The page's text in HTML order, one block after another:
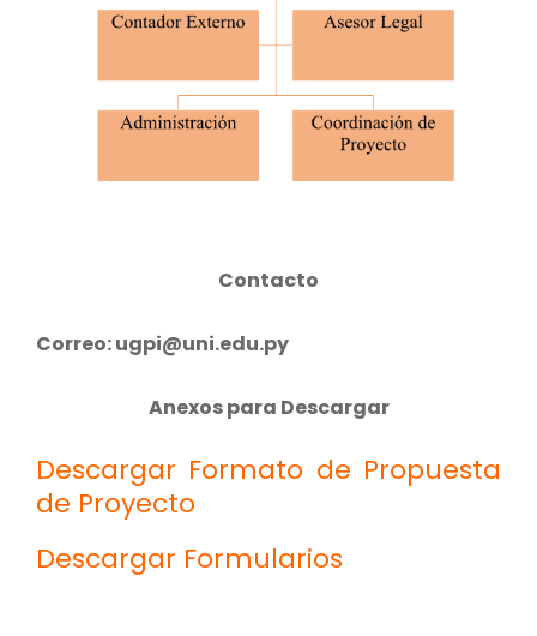
Contacto
Correo: ugpi@uni.edu.py
Anexos para Descargar
Descargar Formato de Propuesta
de Proyecto
Descargar Formularios